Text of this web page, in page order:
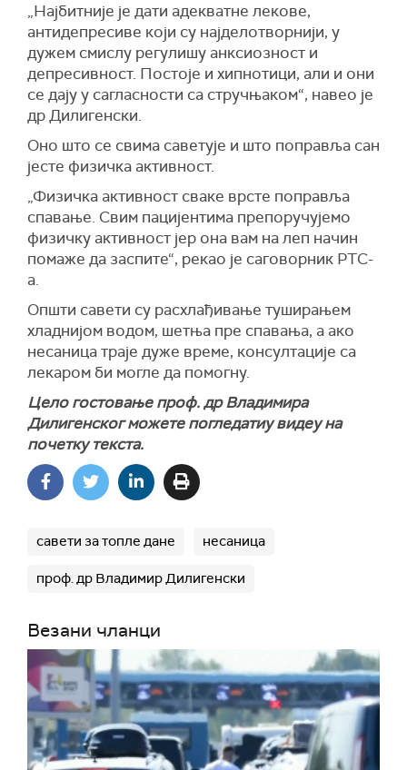
„Најбитније је дати адекватне лекове,
антидепресиве који су најделотворнији, у
дужем смислу регулишу анксиозност и
депресивност. Постоје и хипнотици, али и они
се дају у сагласности са стручњаком“, навео је
др Дилигенски.
Оно што се свима саветује и што поправља сан
јесте физичка активност.
„Физичка активност сваке врсте поправља
спавање. Свим пацијентима препоручујемо
физичку активност јер она вам на леп начин
помаже да заспите“, рекао је саговорник РТС-
а.
Општи савети су расхлађивање туширањем
хладнијом водом, шетња пре спавања, а ако
несаница траје дуже време, консултације са
лекаром би могле да помогну.
Цело гостовање проф. др Владимира
Дилигенског можете погледатиу видеу на
почетку текста.
савети за топле дане несаница
проф. др Владимир Дилигенски
Везани чланци